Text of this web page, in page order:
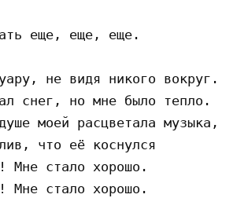
еще, еще, еще.
не видя никого вокруг.
снег, но мне было тепло.
моей расцветала музыка,
что её коснулся
Мне стало хорошо.
Мне стало хорошо.